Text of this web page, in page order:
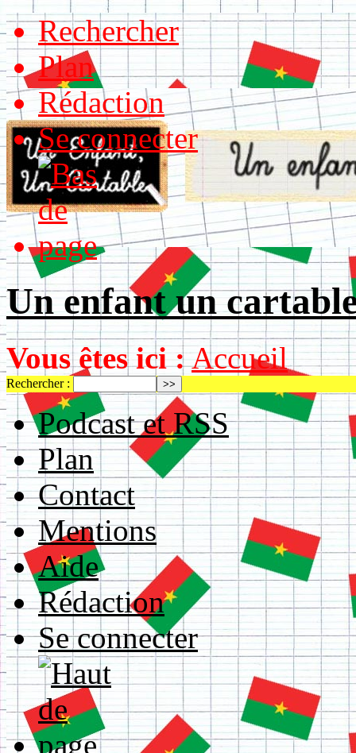
Rechercher
Plan
Rédaction
Se connecter
Un enfant un
Vous êtes ici :Accueil
Rechercher :
Podcast et RSS
Plan
Contact
Mentions
Aide
Rédaction
Se connecter